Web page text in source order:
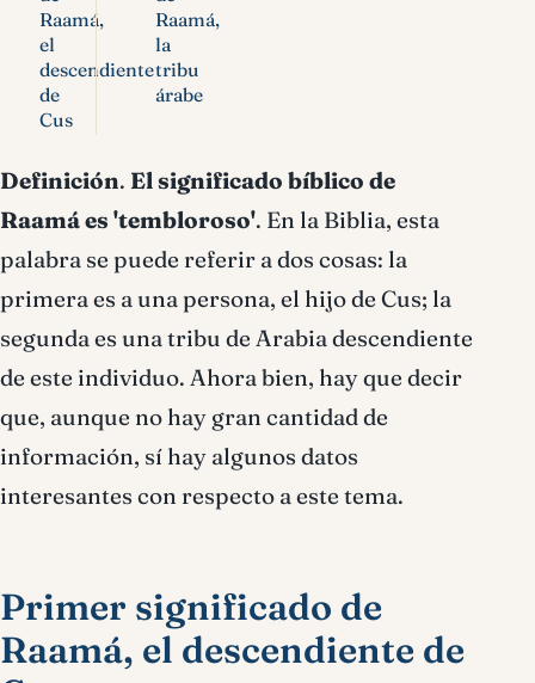
Raamá,
el
descendiente
de
Cus
Raamá,
la
tribu
árabe
Definición. Elsignificado bíblico de
Raamá es 'tembloroso'. En la Biblia, esta
palabra se puede referir a dos cosas: la
primera es a una persona, el hijo de Cus; la
segunda es una tribu de Arabia descendiente
de este individuo. Ahora bien, hay que decir
que, aunque no hay gran cantidad de
información, sí hay algunos datos
interesantes con respecto a este tema.
Primer significado de
Raamá, el descendiente de